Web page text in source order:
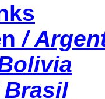
/
Brasil